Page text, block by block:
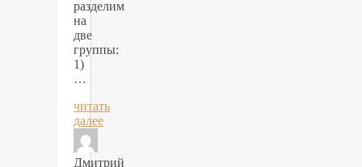
разделим
на
две
группы:
1)
…
читать
далее
Дмитрий